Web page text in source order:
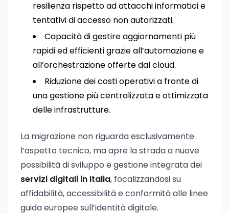
resilienza rispetto ad attacchi informatici e
tentativi di accesso non autorizzati.
Capacità di gestire aggiornamenti più
rapidi ed efficienti grazie all’automazione e
all’orchestrazione offerte dal cloud.
Riduzione dei costi operativi a fronte di
una gestione più centralizzata e ottimizzata
delle infrastrutture.
La migrazione non riguarda esclusivamente
l’aspetto tecnico, ma apre la strada a nuove
possibilità di sviluppo e gestione integrata dei
servizi digitali in Italia, focalizzandosi su
affidabilità, accessibilità e conformità alle linee
guida europee sull’identità digitale.